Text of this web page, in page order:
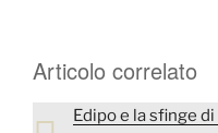
Articolo correlato
Edipo e la sfinge